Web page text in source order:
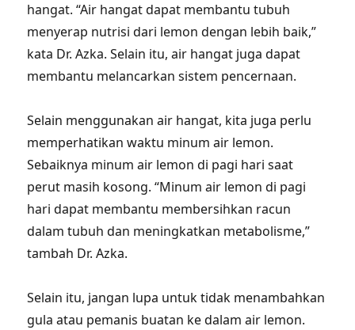
hangat. “Air hangat dapat membantu tubuh
menyerap nutrisi dari lemon dengan lebih baik,”
kata Dr. Azka. Selain itu, air hangat juga dapat
membantu melancarkan sistem pencernaan.
Selain menggunakan air hangat, kita juga perlu
memperhatikan waktu minum air lemon.
Sebaiknya minum air lemon di pagi hari saat
perut masih kosong. “Minum air lemon di pagi
hari dapat membantu membersihkan racun
dalam tubuh dan meningkatkan metabolisme,”
tambah Dr. Azka.
Selain itu, jangan lupa untuk tidak menambahkan
gula atau pemanis buatan ke dalam air lemon.